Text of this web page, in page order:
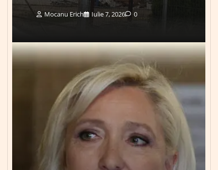
Mocanu Erich Iulie 7, 2026 0